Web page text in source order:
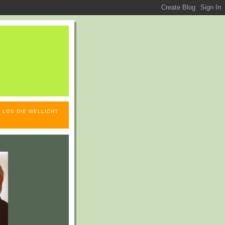
LOS DIE WELLICHT